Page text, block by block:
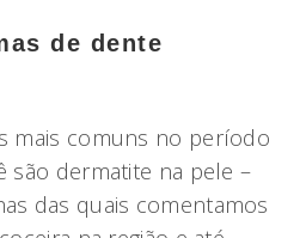
de dente
mais comuns no período
são dermatite na pele –
das quais comentamos